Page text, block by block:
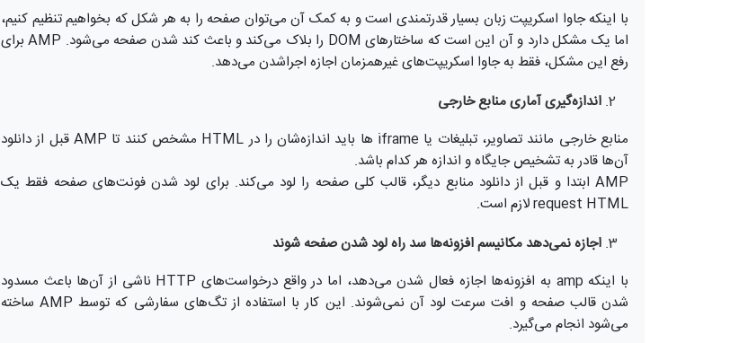
با اینکه جاوا اسکریپت زبان بسیار قدرتمندی است و به کمک آن می‌توان صفحه را به هر شکل که بخواهیم تنظیم کنیم،
اما یک مشکل دارد و آن این است که ساختارهای DOM را بلاک می‌کند و باعث کند شدن صفحه می‌شود. AMP برای
رفع این مشکل، فقط به جاوا اسکریپت‌های غیرهمزمان اجازه اجراشدن می‌دهد.
اندازه‌گیری آماری منابع خارجی
منابع خارجی مانند تصاویر، تبلیغات یا iframe ها باید اندازه‌شان را در HTML مشخص کنند تا AMP قبل از دانلود
آن‌ها قادر به تشخیص جایگاه و اندازه هر کدام باشد.
AMP ابتدا و قبل از دانلود منابع دیگر، قالب کلی صفحه را لود می‌کند. برای لود شدن فونت‌های صفحه فقط یک
request HTML لازم است.
اجازه نمی‌دهد مکانیسم افزونه‌ها سد راه لود شدن صفحه شوند
با اینکه amp به افزونه‌ها اجازه فعال شدن می‌دهد، اما در واقع درخواست‌های HTTP ناشی از آن‌ها باعث مسدود
شدن قالب صفحه و افت سرعت لود آن نمی‌شوند. این کار با استفاده از تگ‌های سفارشی که توسط AMP ساخته
می‌شود انجام می‌گیرد.